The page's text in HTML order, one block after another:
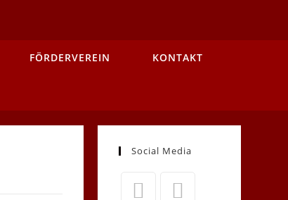
FÖRDERVEREIN KONTAKT
Social Media